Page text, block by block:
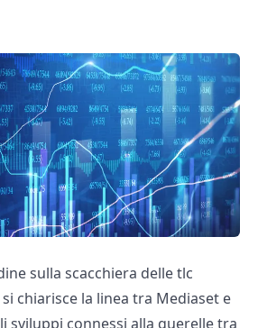
sulla scacchiera delle tlc
chiarisce la linea tra Mediaset e
sviluppi connessi alla querelle tra